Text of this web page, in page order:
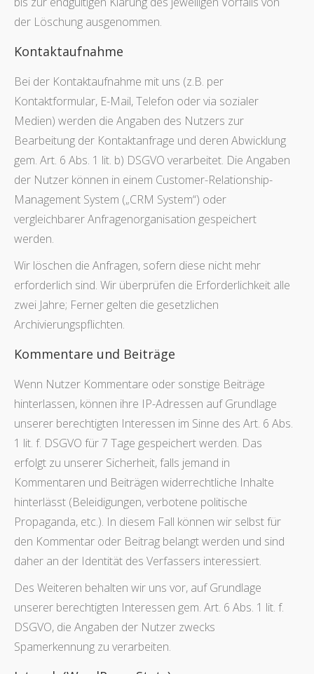
der Löschung ausgenommen.
Kontaktaufnahme
Bei der Kontaktaufnahme mit uns (z.B. per
Kontaktformular, E-Mail, Telefon oder via sozialer
Medien) werden die Angaben des Nutzers zur
Bearbeitung der Kontaktanfrage und deren Abwicklung
gem. Art. 6 Abs. 1 lit. b) DSGVO verarbeitet. Die Angaben
der Nutzer können in einem Customer-Relationship-
Management System („CRM System“) oder
vergleichbarer Anfragenorganisation gespeichert
werden.
Wir löschen die Anfragen, sofern diese nicht mehr
erforderlich sind. Wir überprüfen die Erforderlichkeit alle
zwei Jahre; Ferner gelten die gesetzlichen
Archivierungspflichten.
Kommentare und Beiträge
Wenn Nutzer Kommentare oder sonstige Beiträge
hinterlassen, können ihre IP-Adressen auf Grundlage
unserer berechtigten Interessen im Sinne des Art. 6 Abs.
1 lit. f. DSGVO für 7 Tage gespeichert werden. Das
erfolgt zu unserer Sicherheit, falls jemand in
Kommentaren und Beiträgen widerrechtliche Inhalte
hinterlässt (Beleidigungen, verbotene politische
Propaganda, etc.). In diesem Fall können wir selbst für
den Kommentar oder Beitrag belangt werden und sind
daher an der Identität des Verfassers interessiert.
Des Weiteren behalten wir uns vor, auf Grundlage
unserer berechtigten Interessen gem. Art. 6 Abs. 1 lit. f.
DSGVO, die Angaben der Nutzer zwecks
Spamerkennung zu verarbeiten.